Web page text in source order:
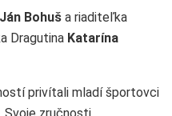
Ján Bohuš a riaditeľka
Dragutina Katarína
privítali mladí športovci